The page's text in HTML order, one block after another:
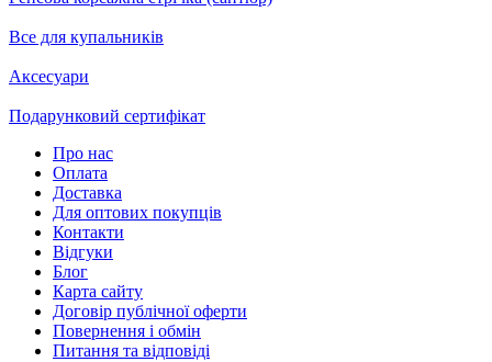
Все для купальників
Аксесуари
Подарунковий сертифікат
Про нас
Оплата
Доставка
Для оптових покупців
Контакти
Відгуки
Блог
Карта сайту
Договір публічної оферти
Повернення і обмін
Питання та відповіді